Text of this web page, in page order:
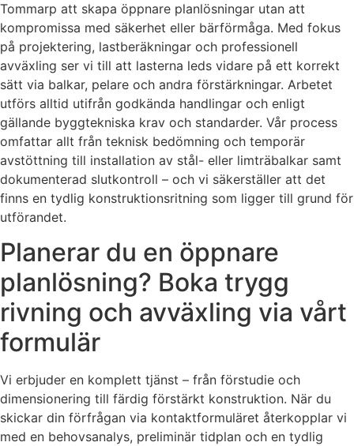
Tommarp att skapa öppnare planlösningar utan att
kompromissa med säkerhet eller bärförmåga. Med fokus
på projektering, lastberäkningar och professionell
avväxling ser vi till att lasterna leds vidare på ett korrekt
sätt via balkar, pelare och andra förstärkningar. Arbetet
utförs alltid utifrån godkända handlingar och enligt
gällande byggtekniska krav och standarder. Vår process
omfattar allt från teknisk bedömning och temporär
avstöttning till installation av stål- eller limträbalkar samt
dokumenterad slutkontroll – och vi säkerställer att det
finns en tydlig konstruktionsritning som ligger till grund för
utförandet.
Planerar du en öppnare
planlösning? Boka trygg
rivning och avväxling via vårt
formulär
Vi erbjuder en komplett tjänst – från förstudie och
dimensionering till färdig förstärkt konstruktion. När du
skickar din förfrågan via kontaktformuläret återkopplar vi
med en behovsanalys, preliminär tidplan och en tydlig